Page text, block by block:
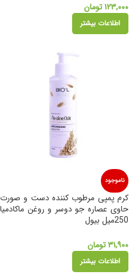
۱۲۳,۰۰۰تومان
اطلاعات بیشتر
ناموجود
كرم پمپی مرطوب کننده دست و صورت
حاوی عصاره جو دوسر و روغن ماكادميا
250ميل بیول
۳۱,۹۰۰تومان
اطلاعات بیشتر